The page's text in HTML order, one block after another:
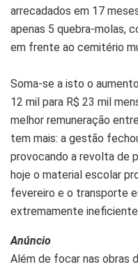
arrecadados em 17
apenas 5 quebra-molas,
em frente ao cemitério
Soma-se a isto o
12 mil para R$ 23 mil
melhor remuneração
tem mais: a gestão
provocando a revolta de
hoje o material escolar
fevereiro e o transporte
extremamente
Anúncio
Além de focar nas obras